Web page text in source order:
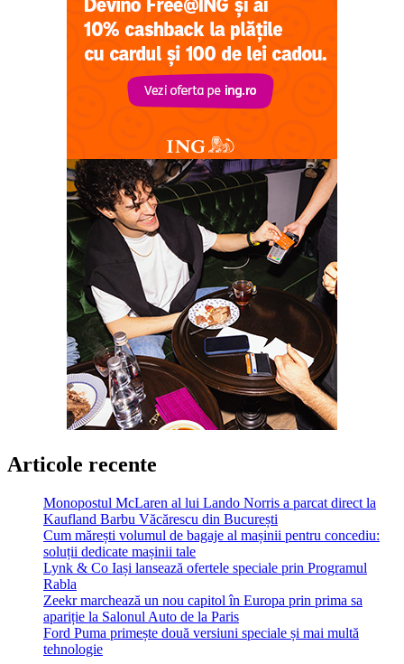
Articole recente
Monopostul McLaren al lui Lando Norris a parcat direct la
Kaufland Barbu Văcărescu din București
Cum mărești volumul de bagaje al mașinii pentru concediu:
soluții dedicate mașinii tale
Lynk & Co Iași lansează ofertele speciale prin Programul
Rabla
Zeekr marchează un nou capitol în Europa prin prima sa
apariție la Salonul Auto de la Paris
Ford Puma primește două versiuni speciale și mai multă
tehnologie